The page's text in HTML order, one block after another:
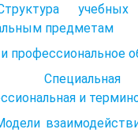
предметам
профессиональное
и